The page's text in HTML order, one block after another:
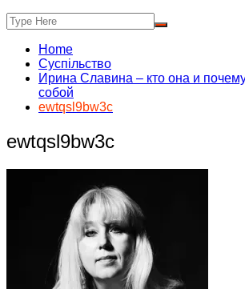
Home
Суспільство
Ирина Славина – кто она и
собой
ewtqsl9bw3c
ewtqsl9bw3c